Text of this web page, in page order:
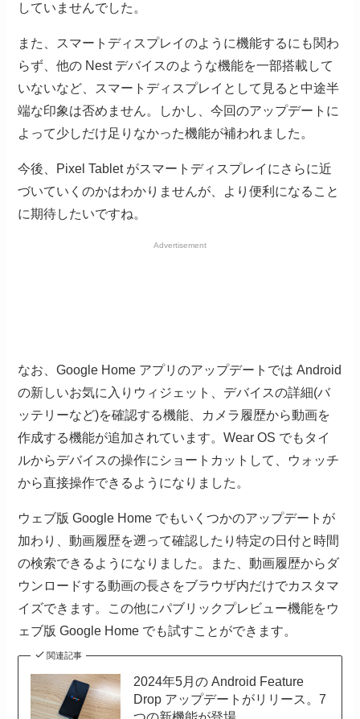
していませんでした。
また、スマートディスプレイのように機能するにも関わ
らず、他の Nest デバイスのような機能を一部搭載して
いないなど、スマートディスプレイとして見ると中途半
端な印象は否めません。しかし、今回のアップデートに
よって少しだけ足りなかった機能が補われました。
今後、Pixel Tablet がスマートディスプレイにさらに近
づいていくのかはわかりませんが、より便利になること
に期待したいですね。
Advertisement
なお、Google Home アプリのアップデートでは Android
の新しいお気に入りウィジェット、デバイスの詳細(バ
ッテリーなど)を確認する機能、カメラ履歴から動画を
作成する機能が追加されています。Wear OS でもタイ
ルからデバイスの操作にショートカットして、ウォッチ
から直接操作できるようになりました。
ウェブ版 Google Home でもいくつかのアップデートが
加わり、動画履歴を遡って確認したり特定の日付と時間
の検索できるようになりました。また、動画履歴からダ
ウンロードする動画の長さをブラウザ内だけでカスタマ
イズできます。この他にパブリックプレビュー機能をウ
ェブ版 Google Home でも試すことができます。
関連記事
2024年5月の Android Feature
Drop アップデートがリリース。7